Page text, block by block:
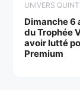
UNIVERS
Dimanche 6
du Trophée
avoir lutté
Premium